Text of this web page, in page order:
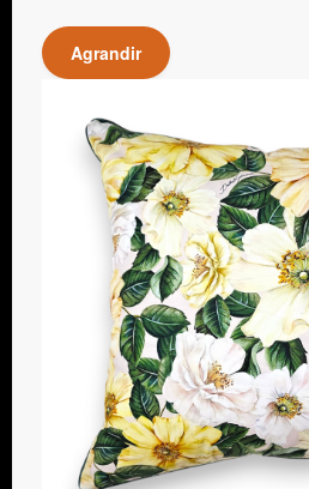
Agrandir